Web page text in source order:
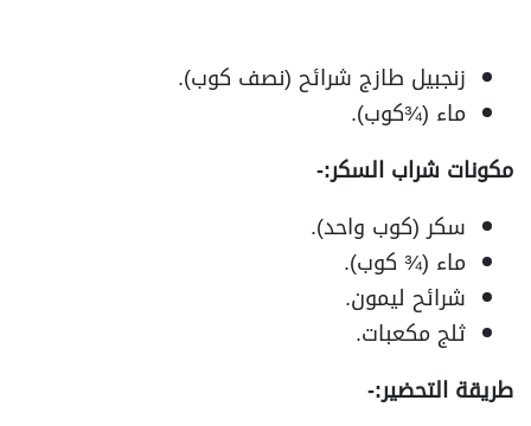
زنجبيل طازج شرائح (نصف كوب).
ماء (¾كوب).
مكونات شراب السكر:-
سكر (كوب واحد).
ماء (¾ كوب).
شرائح ليمون.
ثلج مكعبات.
طريقة التحضير:-